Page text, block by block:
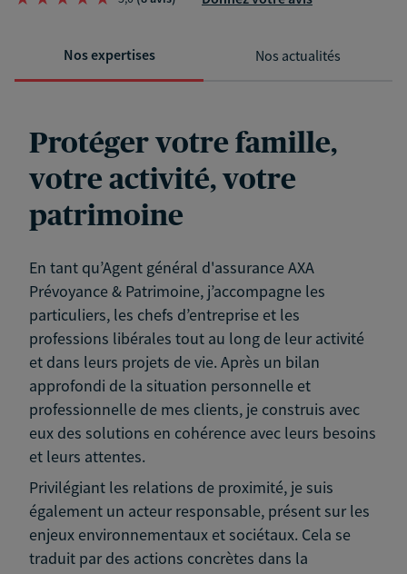
Nos expertises Nos actualités
Protéger votre famille,
votre activité, votre
patrimoine
En tant qu’Agent général d'assurance AXA
Prévoyance & Patrimoine, j’accompagne les
particuliers, les chefs d’entreprise et les
professions libérales tout au long de leur activité
et dans leurs projets de vie. Après un bilan
approfondi de la situation personnelle et
professionnelle de mes clients, je construis avec
eux des solutions en cohérence avec leurs besoins
et leurs attentes.
Privilégiant les relations de proximité, je suis
également un acteur responsable, présent sur les
enjeux environnementaux et sociétaux. Cela se
traduit par des actions concrètes dans la